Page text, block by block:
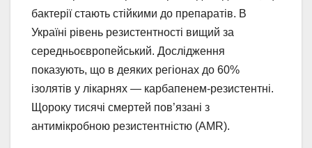
бактерії стають стійкими до препаратів. В
Україні рівень резистентності вищий за
середньоєвропейський. Дослідження
показують, що в деяких регіонах до 60%
ізолятів у лікарнях — карбапенем-резистентні.
Щороку тисячі смертей пов’язані з
антимікробною резистентністю (AMR).